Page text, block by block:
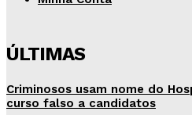
ÚLTIMAS
Criminosos usam nome do
curso falso a candidatos